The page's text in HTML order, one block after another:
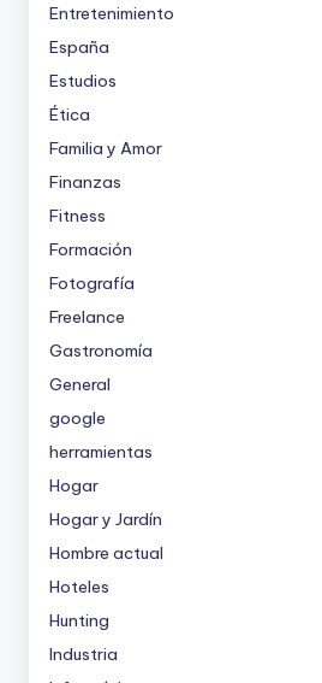
Entretenimiento
España
Estudios
Ética
Familia y Amor
Finanzas
Fitness
Formación
Fotografía
Freelance
Gastronomía
General
google
herramientas
Hogar
Hogar y Jardín
Hombre actual
Hoteles
Hunting
Industria